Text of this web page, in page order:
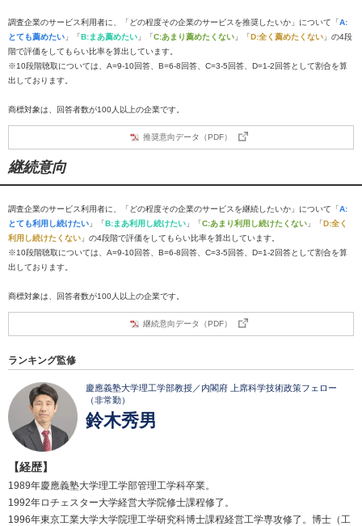
調査企業のサービス利用者に、「どの程度その企業のサービスを推奨したいか」について「A:
とても薦めたい 」「B:まあ薦めたい 」「C:あまり薦めたくない 」「D:全く薦めたくない 」の4段
階で評価をしてもらい比率を算出しています。
※10段階聴取については、A=9-10回答、B=6-8回答、C=3-5回答、D=1-2回答として割合を算
出しております。
商標対象は、回答者数が100人以上の企業です。
推奨意向データ（PDF）
継続意向
調査企業のサービス利用者に、「どの程度その企業のサービスを継続したいか」について「A:
とても利用し続けたい 」「B:まあ利用し続けたい 」「C:あまり利用し続けたくない 」「D:全く
利用し続けたくない 」の4段階で評価をしてもらい比率を算出しています。
※10段階聴取については、A=9-10回答、B=6-8回答、C=3-5回答、D=1-2回答として割合を算
出しております。
商標対象は、回答者数が100人以上の企業です。
継続意向データ（PDF）
ランキング監修
慶應義塾大学理工学部教授／内閣府 上席科学技術政策フェロー
（非常勤）
鈴木秀男
【経歴】
1989年慶應義塾大学理工学部管理工学科卒業。
1992年ロチェスター大学経営大学院修士課程修了。
1996年東京工業大学大学院理工学研究科博士課程経営工学専攻修了。博士（工